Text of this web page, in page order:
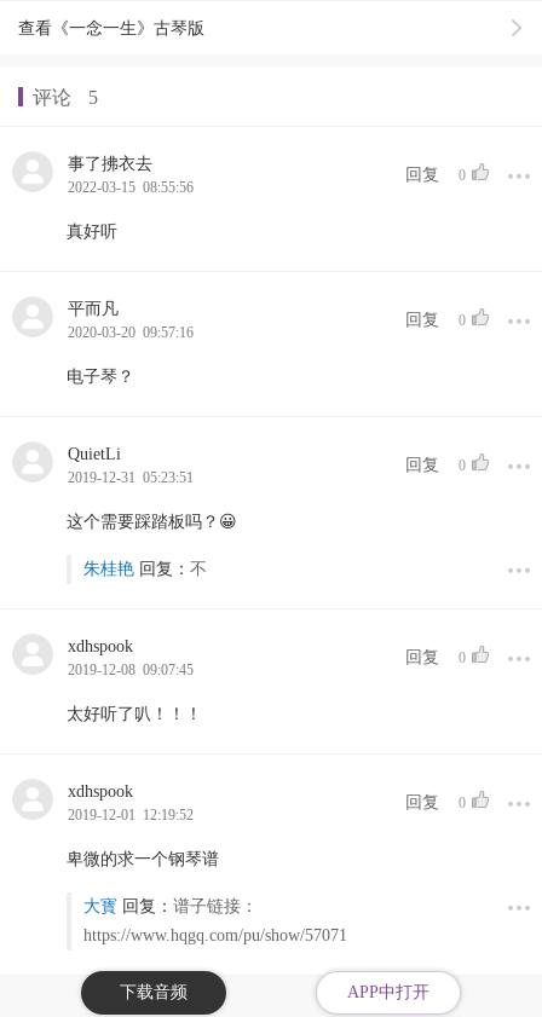
查看《一念一生》古琴版
下载音频 APP中打开
评论 5
事了拂衣去
2022-03-15 08:55:56
回复 0
真好听
平而凡
2020-03-20 09:57:16
回复 0
电子琴？
QuietLi
2019-12-31 05:23:51
回复 0
这个需要踩踏板吗？😀️
朱桂艳 回复： 不
xdhspook
2019-12-08 09:07:45
回复 0
太好听了叭！！！
xdhspook
2019-12-01 12:19:52
回复 0
卑微的求一个钢琴谱
大寳 回复： 谱子链接：
https://www.hqgq.com/pu/show/57071